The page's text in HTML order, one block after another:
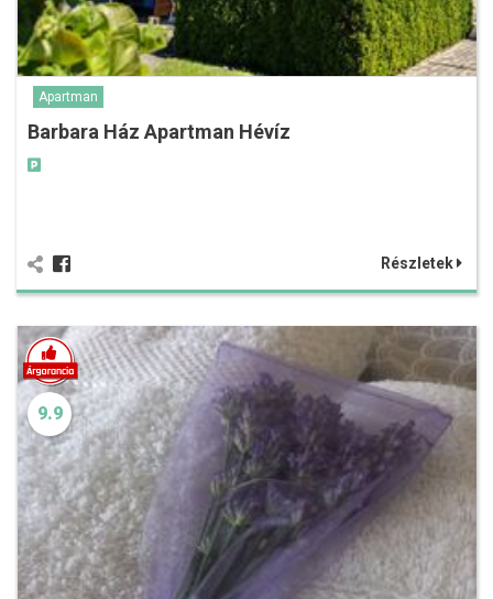
Apartman
Barbara Ház Apartman Hévíz
Részletek
9.9